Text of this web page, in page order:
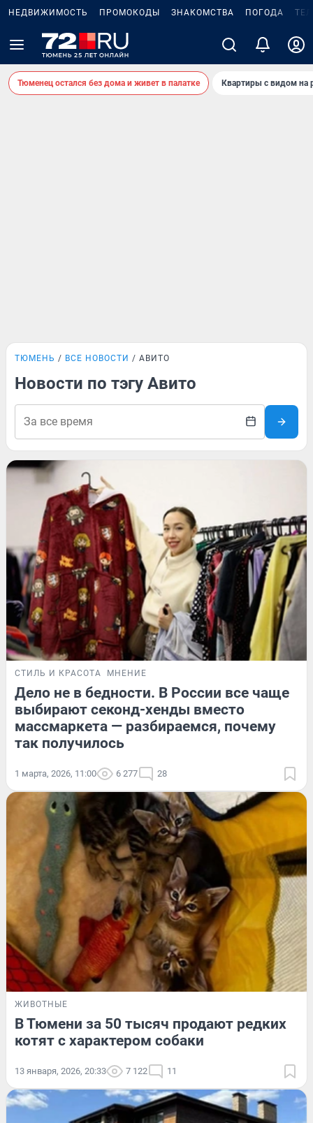
НЕДВИЖИМОСТЬ ПРОМОКОДЫ ЗНАКОМСТВА ПОГОДА
Тюменец остался без дома и живет в палатке Квартиры с видом на
ТЮМЕНЬ ВСЕ НОВОСТИ АВИТО
Новости по тэгу Авито
СТИЛЬ И КРАСОТА МНЕНИЕ
Дело не в бедности. В России все чаще
выбирают секонд-хенды вместо
массмаркета — разбираемся, почему
так получилось
1 марта, 2026, 11:00 6 277 28
ЖИВОТНЫЕ
В Тюмени за 50 тысяч продают редких
котят с характером собаки
13 января, 2026, 20:33 7 122 11